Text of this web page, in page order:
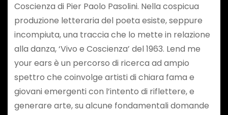
Coscienza di Pier Paolo Pasolini. Nella cospicua
produzione letteraria del poeta esiste, seppure
incompiuta, una traccia che lo mette in relazione
alla danza, ‘Vivo e Coscienza’ del 1963. Lend me
your ears è un percorso di ricerca ad ampio
spettro che coinvolge artisti di chiara fama e
giovani emergenti con l’intento di riflettere, e
generare arte, su alcune fondamentali domande